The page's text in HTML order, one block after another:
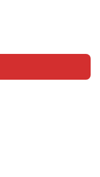
लेख साइन इन